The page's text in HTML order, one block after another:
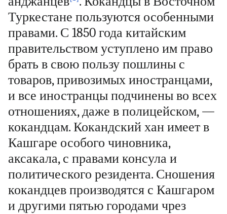
Туркестане пользуются особенными
правами. С 1850 года китайским
правительством уступлено им право
брать в свою пользу пошлины с
товаров, привозимых иностранцами,
и все иностранцы подчинены во всех
отношениях, даже в полицейском, —
кокандцам. Кокандский хан имеет в
Кашгаре особого чиновника,
аксакала, с правами консула и
политического резидента. Сношения
кокандцев производятся с Кашгаром
и другими пятью городами чрез